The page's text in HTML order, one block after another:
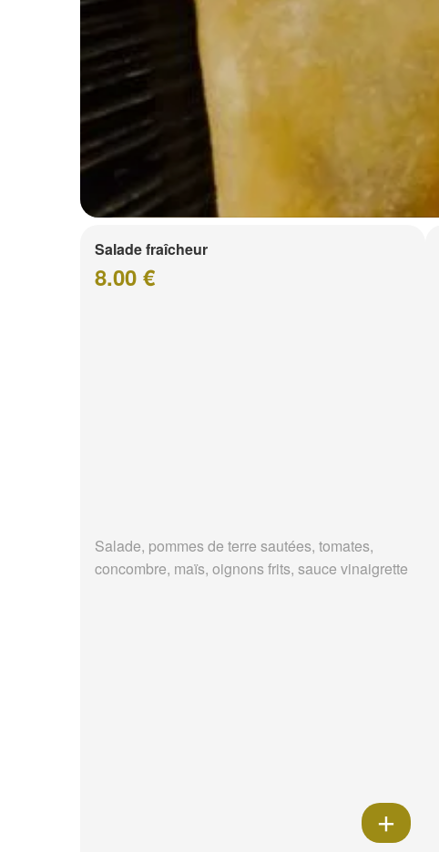
Salade fraîcheur
8.00 €
Salade, pommes de terre sautées, tomates,
concombre, maïs, oignons frits, sauce vinaigrette